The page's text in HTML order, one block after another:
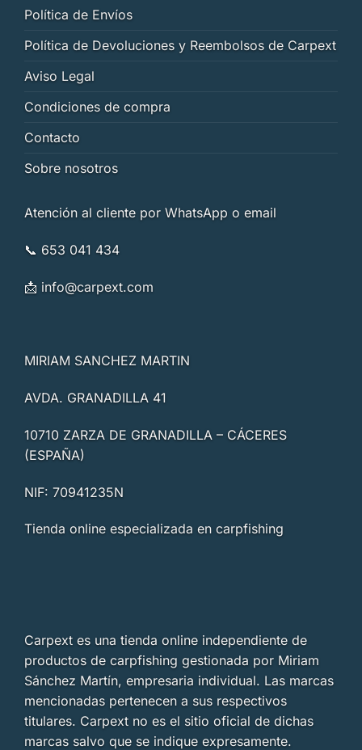
Política de Envíos
Política de Devoluciones y Reembolsos de Carpext
Aviso Legal
Condiciones de compra
Contacto
Sobre nosotros
Atención al cliente por WhatsApp o email
📞 653 041 434
📩 info@carpext.com
MIRIAM SANCHEZ MARTIN
AVDA. GRANADILLA 41
10710 ZARZA DE GRANADILLA – CÁCERES
(ESPAÑA)
NIF: 70941235N
Tienda online especializada en carpfishing
Carpext es una tienda online independiente de
productos de carpfishing gestionada por Miriam
Sánchez Martín, empresaria individual. Las marcas
mencionadas pertenecen a sus respectivos
titulares. Carpext no es el sitio oficial de dichas
marcas salvo que se indique expresamente.